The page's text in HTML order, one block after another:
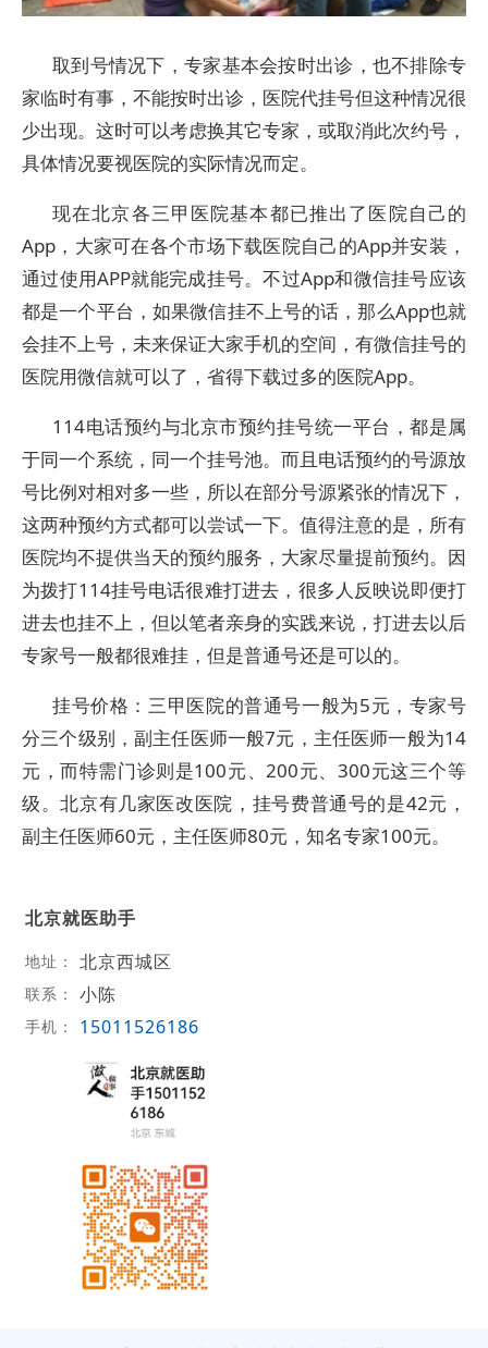
取到号情况下，专家基本会按时出诊，也不排除专
家临时有事，不能按时出诊，医院代挂号但这种情况很
少出现。这时可以考虑换其它专家，或取消此次约号，
具体情况要视医院的实际情况而定。
现在北京各三甲医院基本都已推出了医院自己的
App，大家可在各个市场下载医院自己的App并安装，
通过使用APP就能完成挂号。不过App和微信挂号应该
都是一个平台，如果微信挂不上号的话，那么App也就
会挂不上号，未来保证大家手机的空间，有微信挂号的
医院用微信就可以了，省得下载过多的医院App。
114电话预约与北京市预约挂号统一平台，都是属
于同一个系统，同一个挂号池。而且电话预约的号源放
号比例对相对多一些，所以在部分号源紧张的情况下，
这两种预约方式都可以尝试一下。值得注意的是，所有
医院均不提供当天的预约服务，大家尽量提前预约。因
为拨打114挂号电话很难打进去，很多人反映说即便打
进去也挂不上，但以笔者亲身的实践来说，打进去以后
专家号一般都很难挂，但是普通号还是可以的。
挂号价格：三甲医院的普通号一般为5元，专家号
分三个级别，副主任医师一般7元，主任医师一般为14
元，而特需门诊则是100元、200元、300元这三个等
级。北京有几家医改医院，挂号费普通号的是42元，
副主任医师60元，主任医师80元，知名专家100元。
北京就医助手
地址： 北京西城区
联系： 小陈
手机： 15011526186